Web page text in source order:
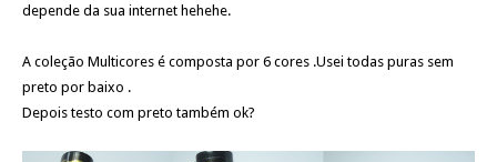
depende da sua internet hehehe.
A coleção Multicores é composta por 6 cores .Usei todas puras sem
preto por baixo .
Depois testo com preto também ok?